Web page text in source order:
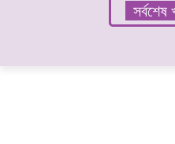
সর্বশেষ